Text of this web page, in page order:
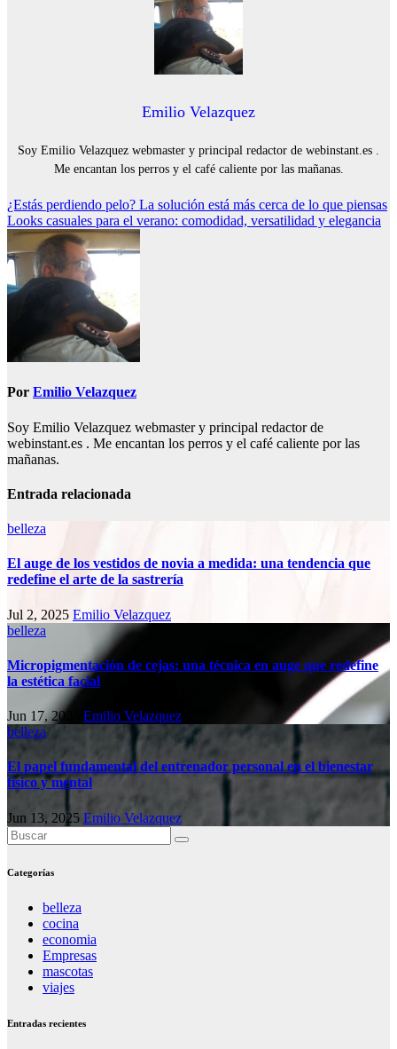
Emilio Velazquez
Soy Emilio Velazquez webmaster y principal redactor de webinstant.es .
Me encantan los perros y el café caliente por las mañanas.
Navegación
de
entradas
¿Estás perdiendo pelo? La solución está más cerca de lo que piensas
Looks casuales para el verano: comodidad, versatilidad y elegancia
Por Emilio Velazquez
Soy Emilio Velazquez webmaster y principal redactor de
webinstant.es . Me encantan los perros y el café caliente por las
mañanas.
Entrada relacionada
belleza
El auge de los vestidos de novia a medida: una tendencia que
redefine el arte de la sastrería
Jul 2, 2025 Emilio Velazquez
belleza
Micropigmentación de cejas: una técnica en auge que redefine
la estética facial
Jun 17, 2025 Emilio Velazquez
belleza
El papel fundamental del entrenador personal en el bienestar
físico y mental
Jun 13, 2025 Emilio Velazquez
Categorías
belleza
cocina
economia
Empresas
mascotas
viajes
Entradas recientes